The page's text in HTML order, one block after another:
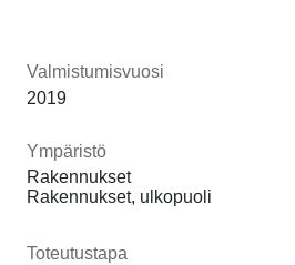
Valmistumisvuosi
2019
Ympäristö
Rakennukset
Rakennukset, ulkopuoli
Toteutustapa